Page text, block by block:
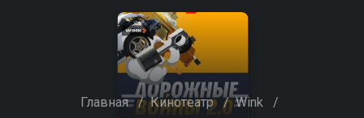
Главная / Кинотеатр / Wink /